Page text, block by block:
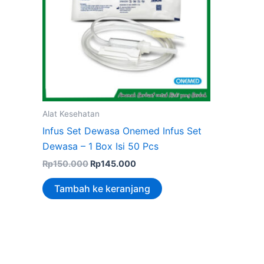
Alat Kesehatan
Infus Set Dewasa Onemed Infus Set
Dewasa – 1 Box Isi 50 Pcs
Rp150.000 Rp145.000
Tambah ke keranjang